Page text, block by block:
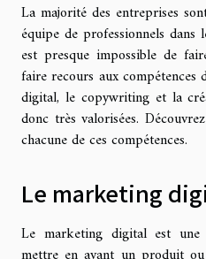
La majorité des entreprises
équipe de professionnels
est presque impossible de
faire recours aux
digital, le copywriting et la
donc très valorisées.
chacune de ces compétences.
Le marketing
Le marketing digital est